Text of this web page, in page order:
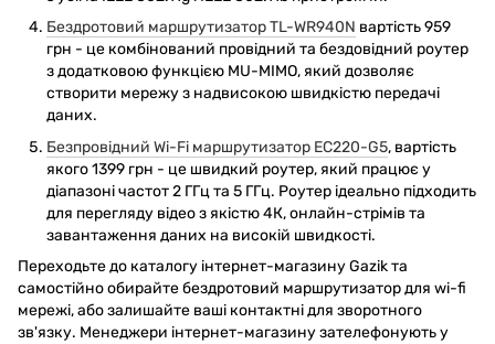
Бездротовий маршрутизатор TL-WR940N вартість 959
грн - це комбінований провідний та бездовідний роутер
з додатковою функцією MU-MIMO, який дозволяє
створити мережу з надвисокою швидкістю передачі
даних.
Безпровідний Wi-Fi маршрутизатор EC220-G5, вартість
якого 1399 грн - це швидкий роутер, який працює у
діапазоні частот 2 ГГц та 5 ГГц. Роутер ідеально підходить
для перегляду відео з якістю 4К, онлайн-стрімів та
завантаження даних на високій швидкості.
Переходьте до каталогу інтернет-магазину Gazik та
самостійно обирайте бездротовий маршрутизатор для wi-fi
мережі, або залишайте ваші контактні для зворотного
зв'язку. Менеджери інтернет-магазину зателефонують у